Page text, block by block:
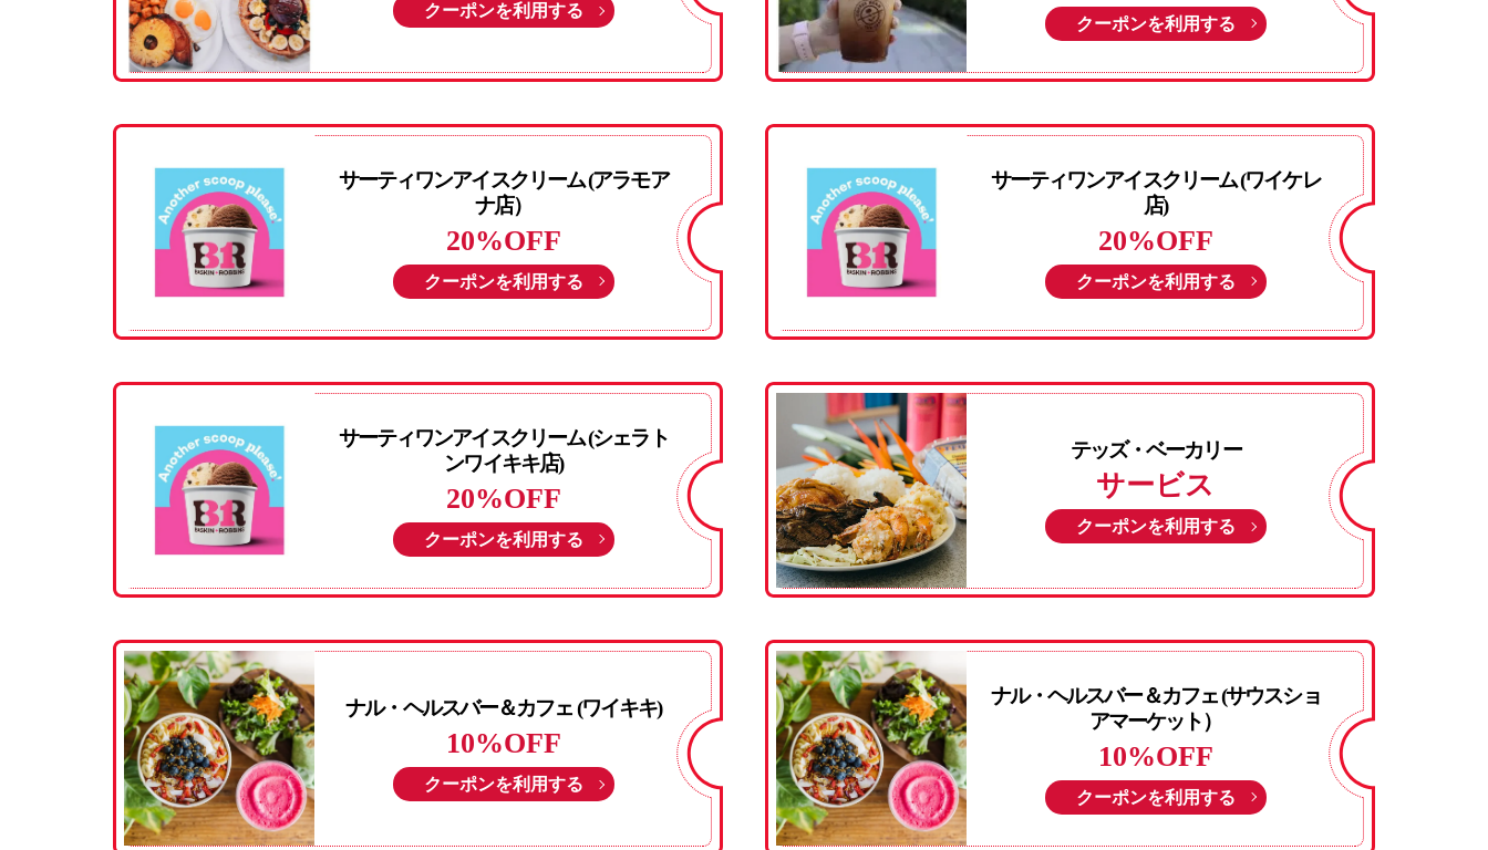
クーポンを利用する
クーポンを利用する
サーティワンアイスクリーム (アラモア
ナ店）
20%OFF
クーポンを利用する
サーティワンアイスクリーム (ワイケレ
店)
20%OFF
クーポンを利用する
サーティワンアイスクリーム (シェラト
ンワイキキ店)
20%OFF
クーポンを利用する
テッズ・ベーカリー
サービス
クーポンを利用する
ナル・ヘルスバー＆カフェ (ワイキキ)
10%OFF
クーポンを利用する
ナル・ヘルスバー＆カフェ (サウスショ
アマーケット）
10%OFF
クーポンを利用する